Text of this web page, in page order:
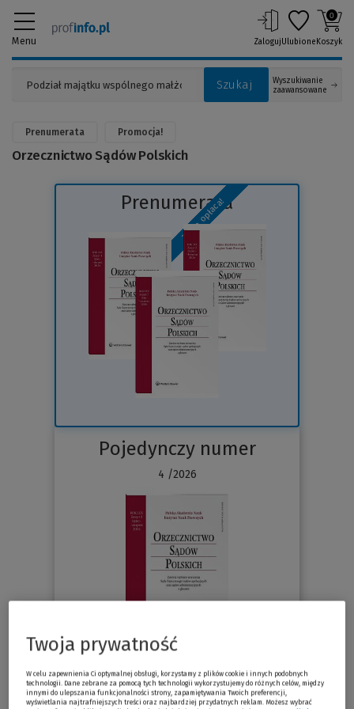
Menu
Szukaj
Wyszukiwanie
zaawansowane
ZalogujUlubione
0
Koszyk
Prenumerata Promocja!
Orzecznictwo Sądów Polskich
To się opłaca!
Prenumerata
Pojedynczy numer
4 /2026
Sprawdź
Twoja prywatność
W celu zapewnienia Ci optymalnej obsługi, korzystamy z plików cookie i innych podobnych
technologii. Dane zebrane za pomocą tych technologii wykorzystujemy do różnych celów, między
innymi do ulepszania funkcjonalności strony, zapamiętywania Twoich preferencji,
wyświetlania najtrafniejszych treści oraz najbardziej przydatnych reklam. Możesz wybrać